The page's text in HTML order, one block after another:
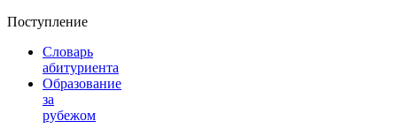
Поступление
Словарь
абитуриента
Образование
за
рубежом